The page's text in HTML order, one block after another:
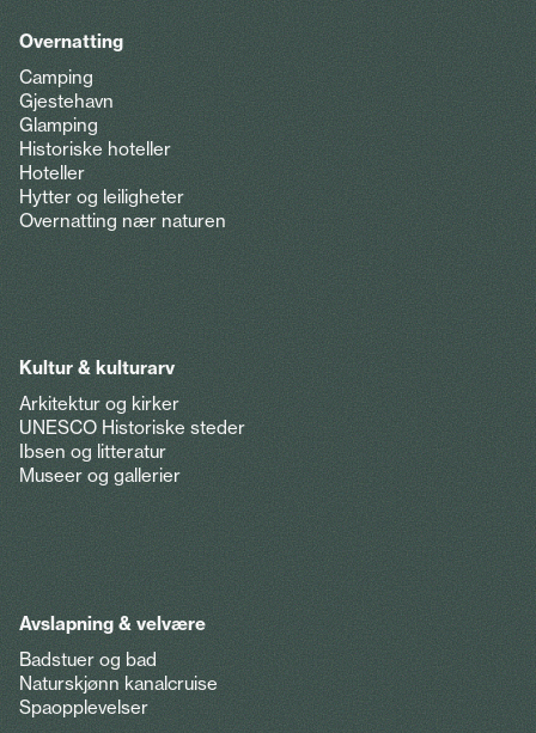
Overnatting
Camping
Gjestehavn
Glamping
Historiske hoteller
Hoteller
Hytter og leiligheter
Overnatting nær naturen
Kultur & kulturarv
Arkitektur og kirker
UNESCO Historiske steder
Ibsen og litteratur
Museer og gallerier
Avslapning & velvære
Badstuer og bad
Naturskjønn kanalcruise
Spaopplevelser